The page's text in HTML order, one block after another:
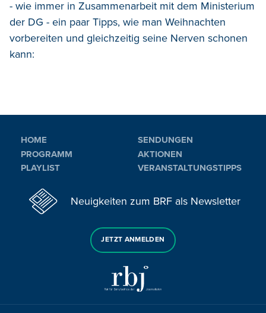
- wie immer in Zusammenarbeit mit dem Ministerium
der DG - ein paar Tipps, wie man Weihnachten
vorbereiten und gleichzeitig seine Nerven schonen
kann:
HOME
PROGRAMM
PLAYLIST
SENDUNGEN
AKTIONEN
VERANSTALTUNGSTIPPS
Neuigkeiten zum BRF als Newsletter
JETZT ANMELDEN